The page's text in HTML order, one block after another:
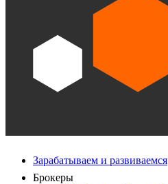
Зарабатываем и развиваемся
Брокеры